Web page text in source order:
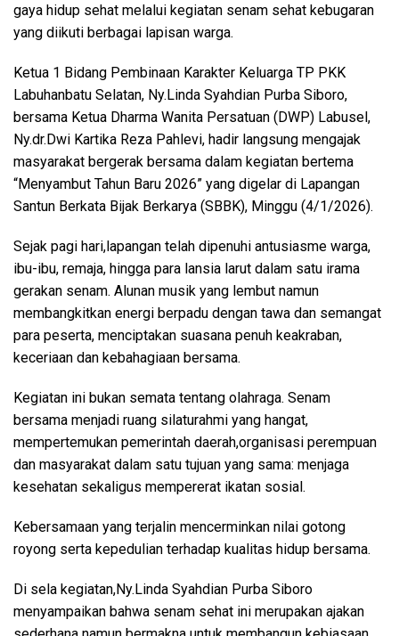
gaya hidup sehat melalui kegiatan senam sehat kebugaran
yang diikuti berbagai lapisan warga.
Ketua 1 Bidang Pembinaan Karakter Keluarga TP PKK
Labuhanbatu Selatan, Ny.Linda Syahdian Purba Siboro,
bersama Ketua Dharma Wanita Persatuan (DWP) Labusel,
Ny.dr.Dwi Kartika Reza Pahlevi, hadir langsung mengajak
masyarakat bergerak bersama dalam kegiatan bertema
“Menyambut Tahun Baru 2026” yang digelar di Lapangan
Santun Berkata Bijak Berkarya (SBBK), Minggu (4/1/2026).
Sejak pagi hari,lapangan telah dipenuhi antusiasme warga,
ibu-ibu, remaja, hingga para lansia larut dalam satu irama
gerakan senam. Alunan musik yang lembut namun
membangkitkan energi berpadu dengan tawa dan semangat
para peserta, menciptakan suasana penuh keakraban,
keceriaan dan kebahagiaan bersama.
Kegiatan ini bukan semata tentang olahraga. Senam
bersama menjadi ruang silaturahmi yang hangat,
mempertemukan pemerintah daerah,organisasi perempuan
dan masyarakat dalam satu tujuan yang sama: menjaga
kesehatan sekaligus mempererat ikatan sosial.
Kebersamaan yang terjalin mencerminkan nilai gotong
royong serta kepedulian terhadap kualitas hidup bersama.
Di sela kegiatan,Ny.Linda Syahdian Purba Siboro
menyampaikan bahwa senam sehat ini merupakan ajakan